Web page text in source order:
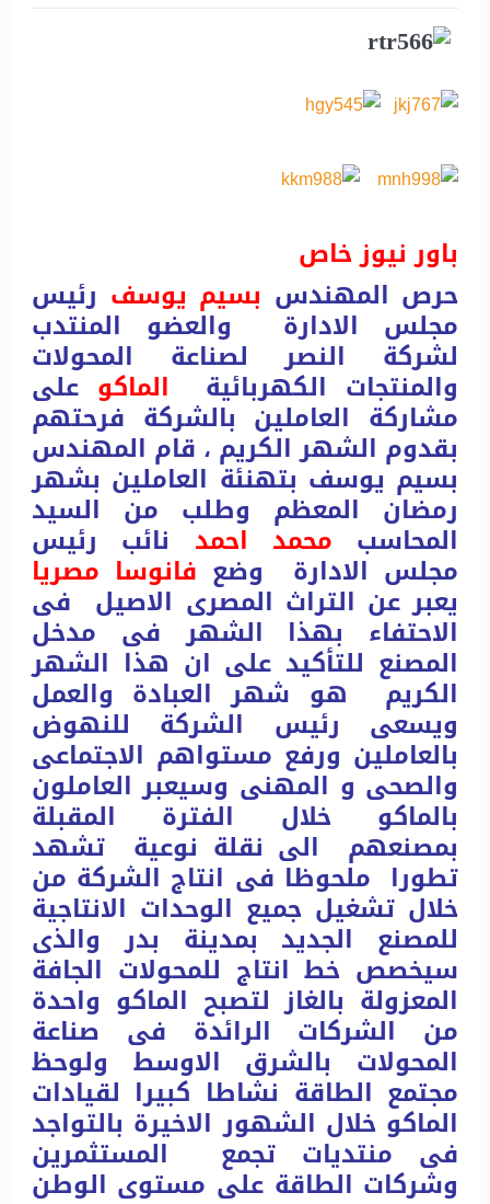
باور نيوز خاص
حرص المهندس بسيم يوسف رئيس
مجلس الادارة والعضو المنتدب
لشركة النصر لصناعة المحولات
والمنتجات الكهربائية الماكو على
مشاركة العاملين بالشركة فرحتهم
بقدوم الشهر الكريم ، قام المهندس
بسيم يوسف بتهنئة العاملين بشهر
رمضان المعظم وطلب من السيد
المحاسب محمد احمد نائب رئيس
مجلس الادارة وضع فانوسا مصريا
يعبر عن التراث المصرى الاصيل فى
الاحتفاء بهذا الشهر فى مدخل
المصنع للتأكيد على ان هذا الشهر
الكريم هو شهر العبادة والعمل
ويسعى رئيس الشركة للنهوض
بالعاملين ورفع مستواهم الاجتماعى
والصحى و المهنى وسيعبر العاملون
بالماكو خلال الفترة المقبلة
بمصنعهم الى نقلة نوعية تشهد
تطورا ملحوظا فى انتاج الشركة من
خلال تشغيل جميع الوحدات الانتاجية
للمصنع الجديد بمدينة بدر والذى
سيخصص خط انتاج للمحولات الجافة
المعزولة بالغاز لتصبح الماكو واحدة
من الشركات الرائدة فى صناعة
المحولات بالشرق الاوسط ولوحظ
مجتمع الطاقة نشاطا كبيرا لقيادات
الماكو خلال الشهور الاخيرة بالتواجد
فى منتديات تجمع المستثمرين
وشركات الطاقة على مستوى الوطن